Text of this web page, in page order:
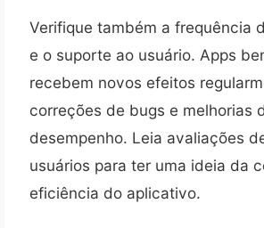
Verifique também a frequência
e o suporte ao usuário. Apps
recebem novos efeitos
correções de bugs e melhorias
desempenho. Leia avaliações
usuários para ter uma ideia da
eficiência do aplicativo.